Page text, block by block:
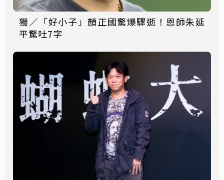
獨／「好小子」顏正國驚爆驟逝！恩師朱延
平驚吐7字